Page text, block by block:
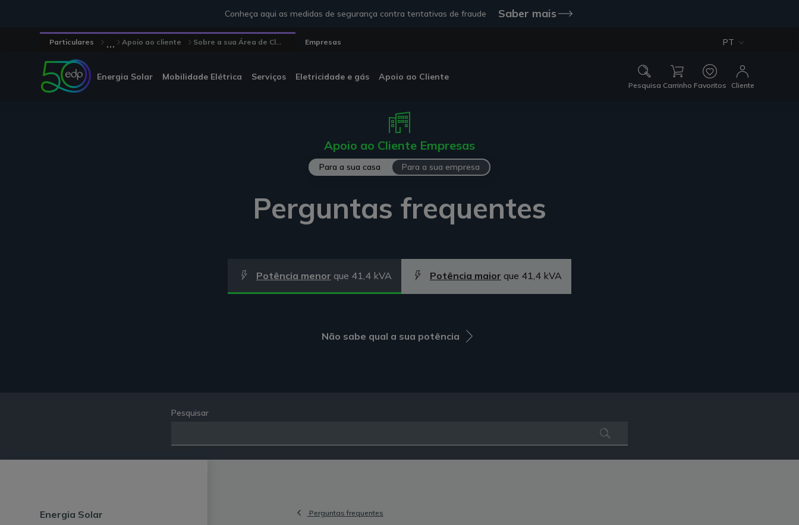
Conheça aqui as medidas de segurança contra tentativas de fraude Saber mais
Particulares ... Apoio ao cliente Sobre a sua Área de Cl... Empresas PT
Energia Solar Mobilidade Elétrica Serviços Eletricidade e gás Apoio ao Cliente
Pesquisa Carrinho Favoritos Cliente
Apoio ao Cliente Empresas
Para a sua casa Para a sua empresa
Perguntas frequentes
Potência menor que 41,4 kVA Potência maior que 41,4 kVA
Não sabe qual a sua potência
Pesquisar
Energia Solar Perguntas frequentes